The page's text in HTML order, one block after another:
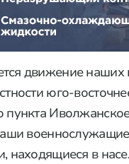
движение наших
юго-
пункта
находящиеся в